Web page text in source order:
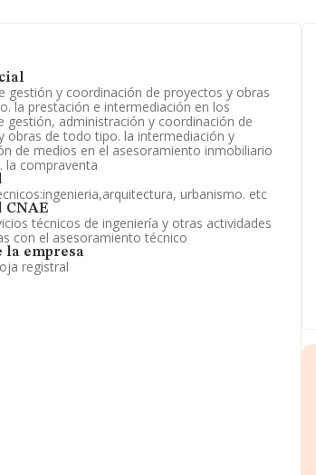
gestión y coordinación de proyectos y obras
la prestación e intermediación en los
gestión, administración y coordinación de
obras de todo tipo. la intermediación y
de medios en el asesoramiento inmobiliario
la compraventa
urbanismo. etc
CNAE
técnicos de ingeniería y otras actividades
con el asesoramiento técnico
la empresa
registral